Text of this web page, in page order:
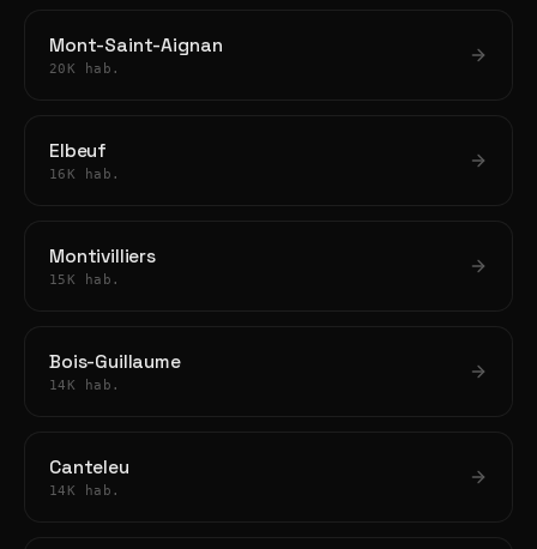
Mont-Saint-Aignan
20K hab.
Elbeuf
16K hab.
Montivilliers
15K hab.
Bois-Guillaume
14K hab.
Canteleu
14K hab.